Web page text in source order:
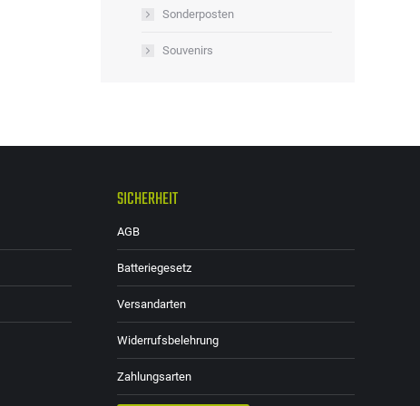
Sonderposten
Souvenirs
SICHERHEIT
AGB
Batteriegesetz
Versandarten
Widerrufsbelehrung
Zahlungsarten